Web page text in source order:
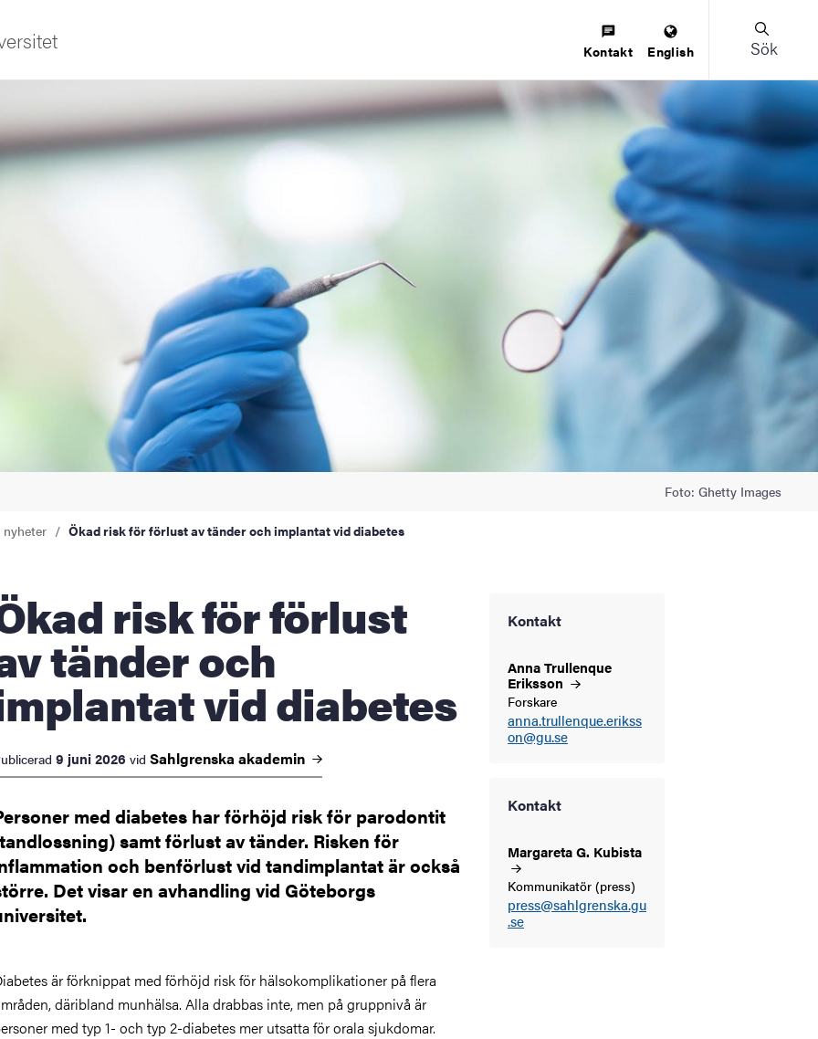
innovation
Kontakt English Sök
Foto: Ghetty Images
nyheter Ökad risk för förlust av tänder och implantat vid diabetes
förlust
tänder och
vid diabetes
9 juni 2026 vid Sahlgrenska akademin
med diabetes har förhöjd risk för parodontit
samt förlust av tänder. Risken för
och benförlust vid tandimplantat är också
Det visar en avhandling vid Göteborgs
Kontakt
Anna Trullenque
Eriksson
Forskare
anna.trullenque.erikss
on@gu.se
Kontakt
Margareta G. Kubista
Kommunikatör (press)
press@sahlgrenska.gu
.se
är förknippat med förhöjd risk för hälsokomplikationer på flera
däribland munhälsa. Alla drabbas inte, men på gruppnivå är
med typ 1- och typ 2-diabetes mer utsatta för orala sjukdomar.